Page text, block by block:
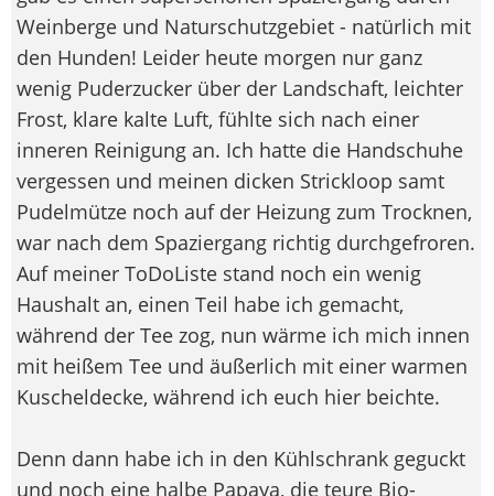
Weinberge und Naturschutzgebiet - natürlich mit
den Hunden! Leider heute morgen nur ganz
wenig Puderzucker über der Landschaft, leichter
Frost, klare kalte Luft, fühlte sich nach einer
inneren Reinigung an. Ich hatte die Handschuhe
vergessen und meinen dicken Strickloop samt
Pudelmütze noch auf der Heizung zum Trocknen,
war nach dem Spaziergang richtig durchgefroren.
Auf meiner ToDoListe stand noch ein wenig
Haushalt an, einen Teil habe ich gemacht,
während der Tee zog, nun wärme ich mich innen
mit heißem Tee und äußerlich mit einer warmen
Kuscheldecke, während ich euch hier beichte.
Denn dann habe ich in den Kühlschrank geguckt
und noch eine halbe Papaya, die teure Bio-